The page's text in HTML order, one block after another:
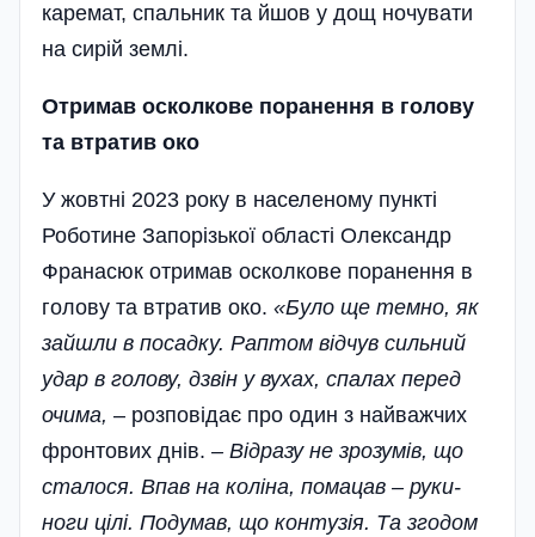
каремат, спальник та йшов у дощ ночувати
на сирій землі.
Отримав осколкове поранення в голову
та втратив око
У жовтні 2023 року в населеному пункті
Роботине Запорізької області Олександр
Франасюк отримав осколкове поранення в
голову та втратив око. «Було ще темно, як
зайшли в посадку. Раптом відчув сильний
удар в голову, дзвін у вухах, спалах перед
очима, – розповідає про один з найважчих
фронтових днів. – Відразу не зрозумів, що
сталося. Впав на коліна, помацав – руки-
ноги цілі. Подумав, що контузія. Та згодом